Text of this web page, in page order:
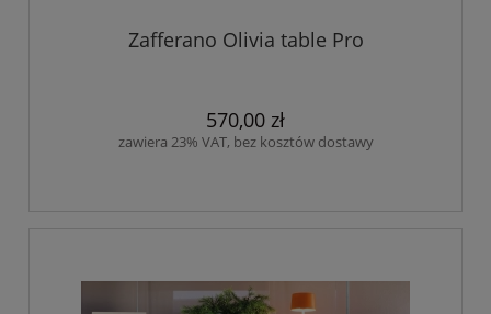
Zafferano Olivia table Pro
570,00 zł
zawiera 23% VAT, bez kosztów dostawy